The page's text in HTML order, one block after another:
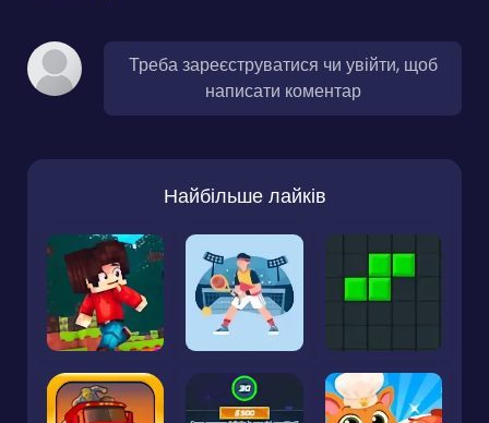
Треба зареєструватися чи увійти, щоб
написати коментар
Найбільше лайків